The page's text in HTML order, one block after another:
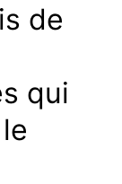
de
qui